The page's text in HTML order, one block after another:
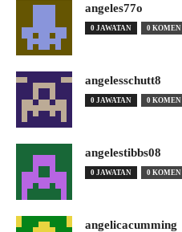
angeles77o
0 JAWATAN 0 KOMEN
angelesschutt8
0 JAWATAN 0 KOMEN
angelestibbs08
0 JAWATAN 0 KOMEN
angelicacumming